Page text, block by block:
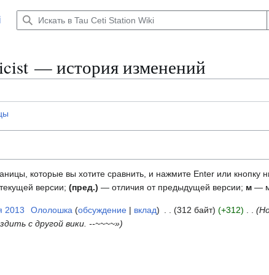
— история изменений
которые вы хотите сравнить, и нажмите Enter или кнопку
версии; (пред.) — отличия от предыдущей версии; м —
2013 Ололошка обсуждение вклад 312 байт +312
с другой вики. --~~~~»